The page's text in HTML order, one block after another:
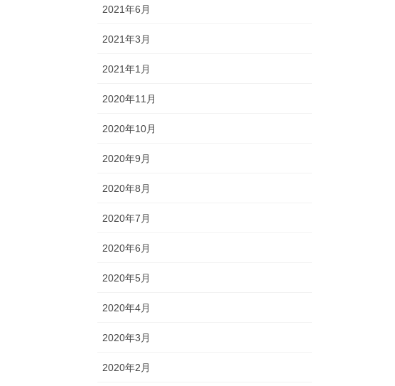
2021年6月
2021年3月
2021年1月
2020年11月
2020年10月
2020年9月
2020年8月
2020年7月
2020年6月
2020年5月
2020年4月
2020年3月
2020年2月